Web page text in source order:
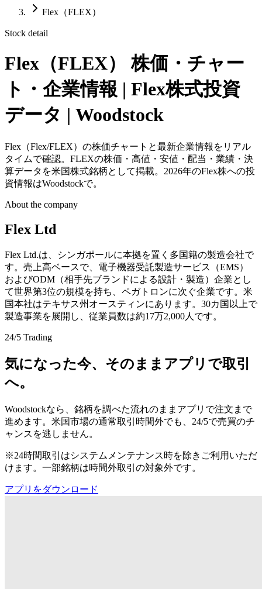
Flex（FLEX）
Stock detail
Flex（FLEX）
株価・チャー
ト・企業情報 | Flex株式投資
データ | Woodstock
Flex（Flex/FLEX）の株価チャートと最新企業情報をリアル
タイムで確認。FLEXの株価・高値・安値・配当・業績・決
算データを米国株式銘柄として掲載。2026年のFlex株への投
資情報はWoodstockで。
About the company
Flex Ltd
Flex Ltd.は、シンガポールに本拠を置く多国籍の製造会社で
す。売上高ベースで、電子機器受託製造サービス（EMS）
およびODM（相手先ブランドによる設計・製造）企業とし
て世界第3位の規模を持ち、ペガトロンに次ぐ企業です。米
国本社はテキサス州オースティンにあります。30カ国以上で
製造事業を展開し、従業員数は約17万2,000人です。
24/5 Trading
気になった今、そのままアプリで取引
へ。
Woodstockなら、銘柄を調べた流れのままアプリで注文まで
進めます。米国市場の通常取引時間外でも、24/5で売買のチ
ャンスを逃しません。
※24時間取引はシステムメンテナンス時を除きご利用いただ
けます。一部銘柄は時間外取引の対象外です。
アプリをダウンロード